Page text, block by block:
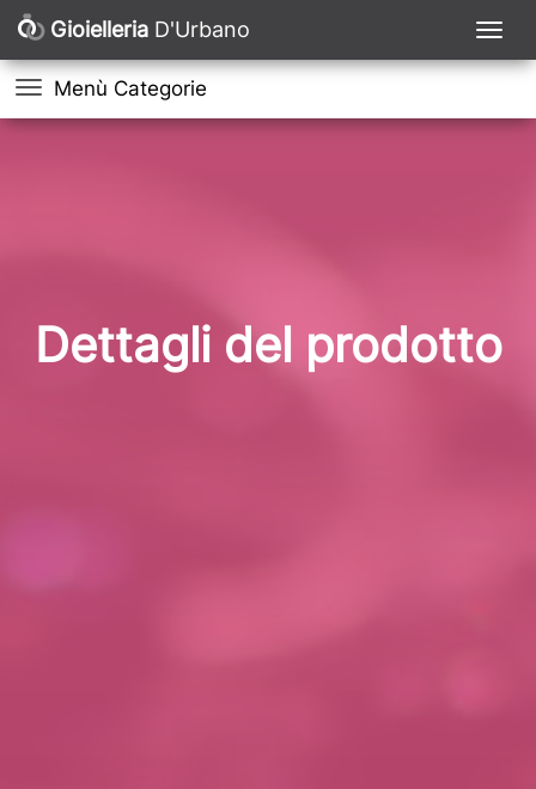
Gioielleria D'Urbano
Menù Categorie
Dettagli del prodotto